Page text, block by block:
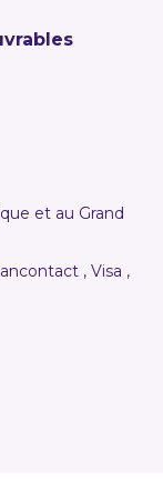
et au Grand
, Visa ,